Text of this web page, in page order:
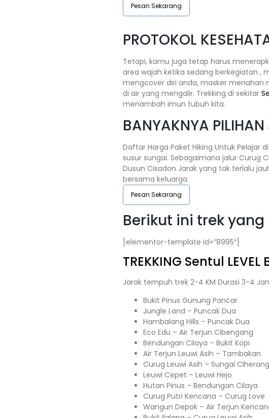
Pesan Sekarang
PROTOKOL
Tetapi, kamu juga tetap harus
area wajah ketika sedang berkegiatan ,
mengcover diri anda, masker
di air yang mengalir. Trekking di sekitar
menambah imun tubuh kita.
BANYAKNYA PILIHAN
Daftar Harga Paket Hiking Untuk Pelajar
susur sungai. Sebagaimana jalur Curug
Dusun Cisadon Jarak yang tak terlalu
bersama keluarga.
Pesan Sekarang
Berikut ini trek
[elementor-template id=”8995″]
TREKKING Sentul LEVEL
Jarak tempuh trek 2-4 KM Durasi 3-4
Bukit Pinus Gunung Pancar
Jungle Land – Puncak Dua
Hambalang Hills – Puncak Dua
Eco Edu – Air Terjun Cibengang
Bendungan Cilaya – Bukit Kopi
Air Terjun Leuwi Asih – Tambakan
Curug Leuwi Asih – Sungai CIherang
Leuwi Cepet – Leuwi Hejo
Hutan Pinus – Bendungan Cilaya
Curug Putri Kencana – Curug Love
Wangun Depok – Air Terjun